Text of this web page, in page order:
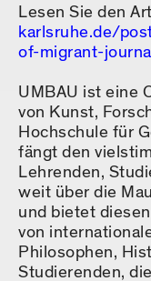
Lesen Sie den
karlsruhe.de/
of-migrant-
UMBAU ist eine
von Kunst,
Hochschule für
fängt den
Lehrenden,
weit über die
und bietet
von
Philosophen,
Studierenden,